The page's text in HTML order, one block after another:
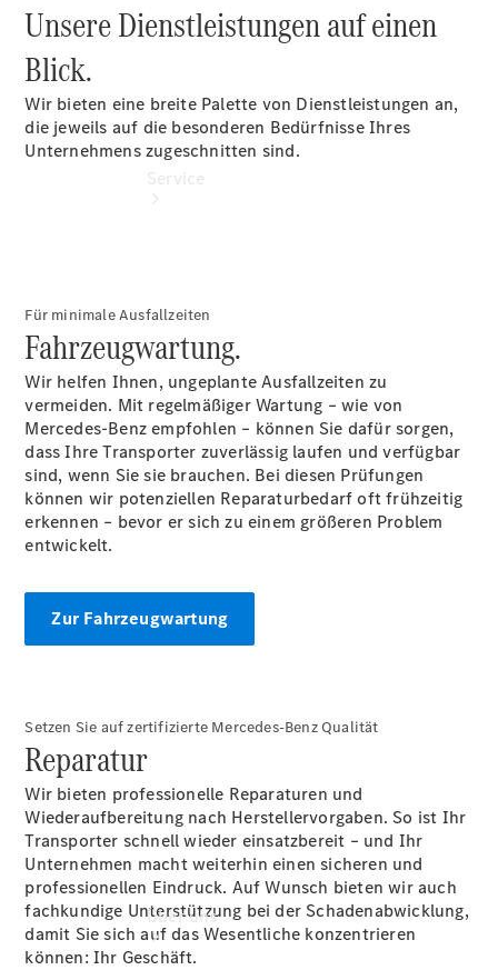
Übersicht
Service &
Zubehör
Transporter-
Services
Individuelle
Beratung
Mobilitätslösungen
Mercedes-
Benz
Über uns
Unsere Dienstleistungen auf einen
Blick.
Wir bieten eine breite Palette von Dienstleistungen an,
die jeweils auf die besonderen Bedürfnisse Ihres
Unternehmens zugeschnitten sind.
Für minimale Ausfallzeiten
Fahrzeugwartung.
Wir helfen Ihnen, ungeplante Ausfallzeiten zu
vermeiden. Mit regelmäßiger Wartung – wie von
Mercedes-Benz empfohlen – können Sie dafür sorgen,
dass Ihre Transporter zuverlässig laufen und verfügbar
sind, wenn Sie sie brauchen. Bei diesen Prüfungen
können wir potenziellen Reparaturbedarf oft frühzeitig
erkennen – bevor er sich zu einem größeren Problem
entwickelt.
Zur Fahrzeugwartung
Setzen Sie auf zertifizierte Mercedes-Benz Qualität
Reparatur
Wir bieten professionelle Reparaturen und
Wiederaufbereitung nach Herstellervorgaben. So ist Ihr
Transporter schnell wieder einsatzbereit – und Ihr
Unternehmen macht weiterhin einen sicheren und
professionellen Eindruck. Auf Wunsch bieten wir auch
fachkundige Unterstützung bei der Schadenabwicklung,
damit Sie sich auf das Wesentliche konzentrieren
können: Ihr Geschäft.